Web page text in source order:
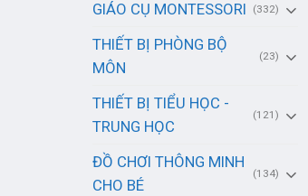
GIÁO CỤ MONTESSORI (332)
THIẾT BỊ PHÒNG BỘ
MÔN
(23)
THIẾT BỊ TIỂU HỌC -
TRUNG HỌC
(121)
ĐỒ CHƠI THÔNG MINH
CHO BÉ
(134)